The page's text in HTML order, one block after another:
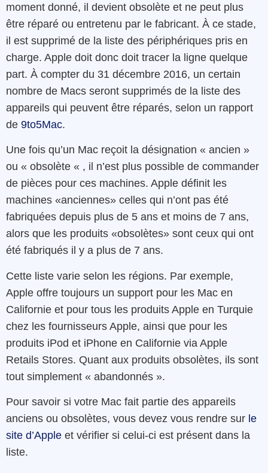
moment donné, il devient obsolète et ne peut plus
être réparé ou entretenu par le fabricant. À ce stade,
il est supprimé de la liste des périphériques pris en
charge. Apple doit donc doit tracer la ligne quelque
part. À compter du 31 décembre 2016, un certain
nombre de Macs seront supprimés de la liste des
appareils qui peuvent être réparés, selon un rapport
de 9to5Mac.
Une fois qu’un Mac reçoit la désignation « ancien »
ou « obsolète « , il n’est plus possible de commander
de pièces pour ces machines. Apple définit les
machines «anciennes» celles qui n’ont pas été
fabriquées depuis plus de 5 ans et moins de 7 ans,
alors que les produits «obsolètes» sont ceux qui ont
été fabriqués il y a plus de 7 ans.
Cette liste varie selon les régions. Par exemple,
Apple offre toujours un support pour les Mac en
Californie et pour tous les produits Apple en Turquie
chez les fournisseurs Apple, ainsi que pour les
produits iPod et iPhone en Californie via Apple
Retails Stores. Quant aux produits obsolètes, ils sont
tout simplement « abandonnés ».
Pour savoir si votre Mac fait partie des appareils
anciens ou obsolètes, vous devez vous rendre sur le
site d’Apple et vérifier si celui-ci est présent dans la
liste.